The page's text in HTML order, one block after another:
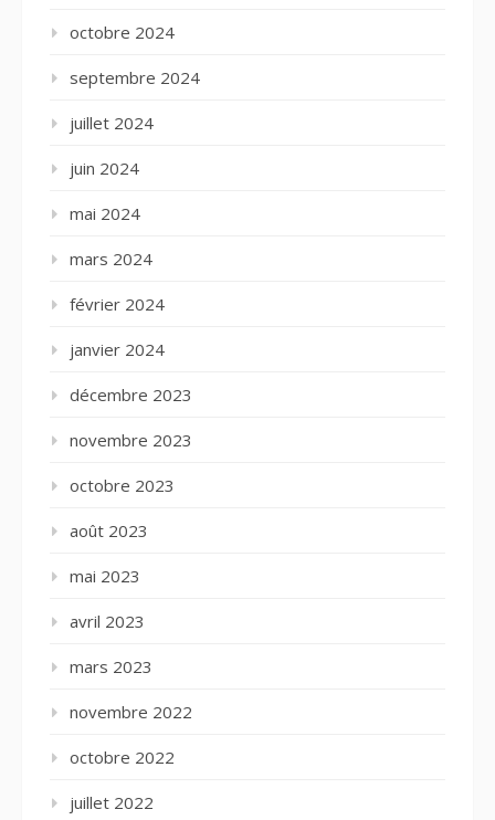
octobre 2024
septembre 2024
juillet 2024
juin 2024
mai 2024
mars 2024
février 2024
janvier 2024
décembre 2023
novembre 2023
octobre 2023
août 2023
mai 2023
avril 2023
mars 2023
novembre 2022
octobre 2022
juillet 2022